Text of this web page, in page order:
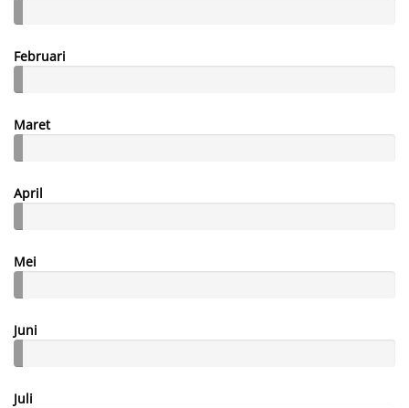
Februari
Maret
April
Mei
Juni
Juli